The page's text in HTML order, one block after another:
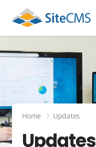
Home Updates
Updates